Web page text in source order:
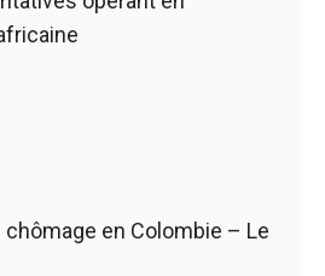
en Colombie – Le